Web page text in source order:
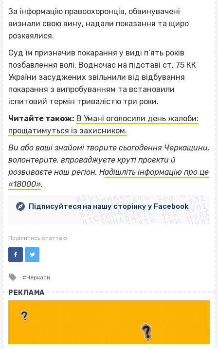
За інформацію правоохоронців, обвинувачені
визнали свою вину, надали показання та щиро
розкаялися.
Суд їм призначив покарання у виді п’ять років
позбавлення волі. Водночас на підставі ст. 75 КК
України засуджених звільнили від відбування
покарання з випробуванням та встановили
іспитовий термін тривалістю три роки.
Читайте також: В Умані оголосили день жалоби:
прощатимуться із захисником.
Ви або ваші знайомі творите сьогодення Черкащини,
волонтерите, впроваджуєте круті проєкти й
розвиваєте наш регіон. Надішліть інформацію про це
«18000». ВІСІМНАДЦЯТЬ ТРИ НУЛІ
ВІСІМНАДЦЯТЬ ТРИ НУЛІ
ВІСІМНАДЦЯТЬ ТРИ НУЛІ
ВІСІМНАДЦЯТЬ ТРИ НУЛІ
ВІСІМНАДЦЯТЬ ТРИ НУЛІ
ВІСІМНАДЦЯТЬ ТРИ НУЛІ
ВІСІМНАДЦЯТЬ ТРИ НУЛІ
ВІСІМНАДЦЯТЬ ТРИ НУЛІ
Підписуйтеся на нашу сторінку у Facebook
Поділитись статтею
Tagged
Черкаси
РЕКЛАМА